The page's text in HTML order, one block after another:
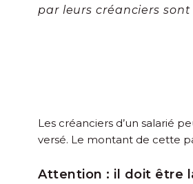
par leurs créanciers sont
Les créanciers d’un salarié
versé. Le montant de cette
Attention : il doit être